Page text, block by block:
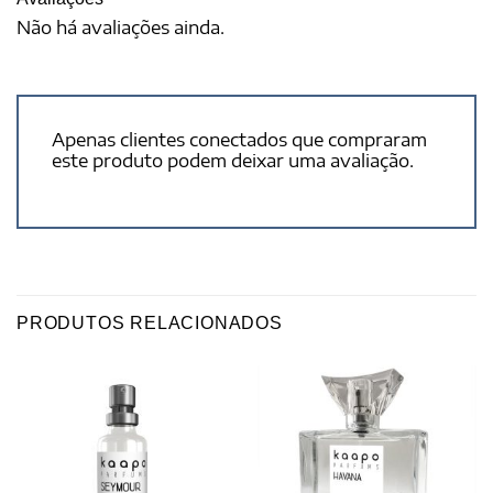
Não há avaliações ainda.
Apenas clientes conectados que compraram
este produto podem deixar uma avaliação.
PRODUTOS RELACIONADOS